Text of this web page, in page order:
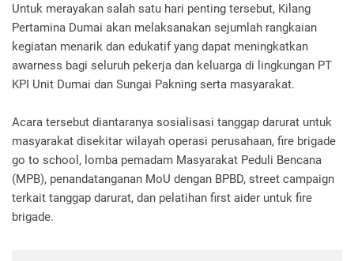
Untuk merayakan salah satu hari penting tersebut, Kilang
Pertamina Dumai akan melaksanakan sejumlah rangkaian
kegiatan menarik dan edukatif yang dapat meningkatkan
awarness bagi seluruh pekerja dan keluarga di lingkungan PT
KPI Unit Dumai dan Sungai Pakning serta masyarakat.
Acara tersebut diantaranya sosialisasi tanggap darurat untuk
masyarakat disekitar wilayah operasi perusahaan, fire brigade
go to school, lomba pemadam Masyarakat Peduli Bencana
(MPB), penandatanganan MoU dengan BPBD, street campaign
terkait tanggap darurat, dan pelatihan first aider untuk fire
brigade.